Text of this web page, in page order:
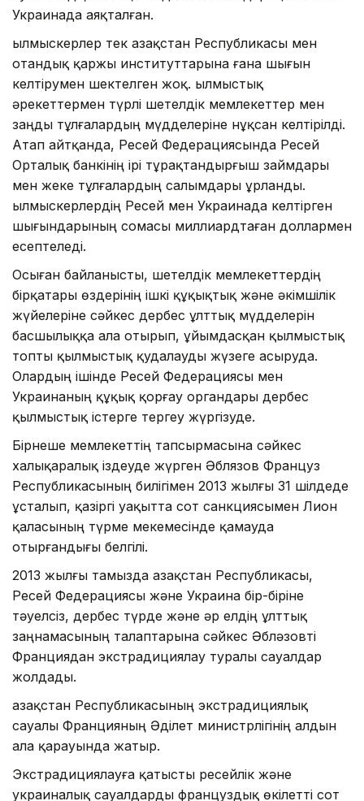
Украинада аяқталған.
Қылмыскерлер тек Қазақстан Республикасы мен
отандық қаржы институттарына ғана шығын
келтірумен шектелген жоқ. Қылмыстық
әрекеттермен түрлі шетелдік мемлекеттер мен
заңды тұлғалардың мүдделеріне нұқсан келтірілді.
Атап айтқанда, Ресей Федерациясында Ресей
Орталық банкінің ірі тұрақтандырғыш займдары
мен жеке тұлғалардың салымдары ұрланды.
Қылмыскерлердің Ресей мен Украинада келтірген
шығындарының сомасы миллиардтаған доллармен
есептеледі.
Осыған байланысты, шетелдік мемлекеттердің
бірқатары өздерінің ішкі құқықтық және әкімшілік
жүйелеріне сәйкес дербес ұлттық мүдделерін
басшылыққа ала отырып, ұйымдасқан қылмыстық
топты қылмыстық қудалауды жүзеге асыруда.
Олардың ішінде Ресей Федерациясы мен
Украинаның құқық қорғау органдары дербес
қылмыстық істерге тергеу жүргізуде.
Бірнеше мемлекеттің тапсырмасына сәйкес
халықаралық іздеуде жүрген Әблязов Француз
Республикасының билігімен 2013 жылғы 31 шілдеде
ұсталып, қазіргі уақытта сот санкциясымен Лион
қаласының түрме мекемесінде қамауда
отырғандығы белгілі.
2013 жылғы тамызда Қазақстан Республикасы,
Ресей Федерациясы және Украина бір-біріне
тәуелсіз, дербес түрде және әр елдің ұлттық
заңнамасының талаптарына сәйкес Әбләзовті
Франциядан экстрадициялау туралы сауалдар
жолдады.
Қазақстан Республикасының экстрадициялық
сауалы Францияның Әділет министрлігінің алдын
ала қарауында жатыр.
Экстрадициялауға қатысты ресейлік және
украиналық сауалдарды француздық өкілетті сот